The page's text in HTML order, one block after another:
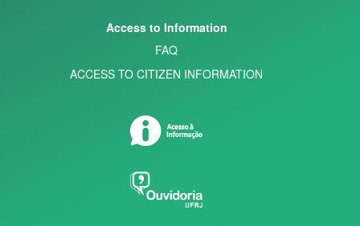
Access to Information
FAQ
ACCESS TO CITIZEN INFORMATION